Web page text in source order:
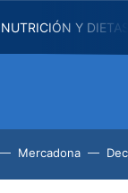
NUTRICIÓN Y
Mercadona